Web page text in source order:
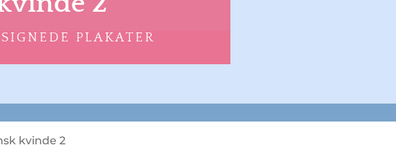
PLAKATER
kvinde 2